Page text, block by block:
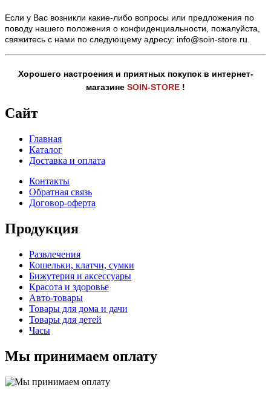
Если у Вас возникли какие-либо вопросы или предложения по
поводу нашего положения о конфиденциальности, пожалуйста,
свяжитесь с нами по следующему адресу: info@soin-store.ru.
Хорошего настроения и приятных покупок в интернет-
магазине SOIN-STORE !
Сайт
Главная
Каталог
Доставка и оплата
Контакты
Обратная связь
Договор-оферта
Продукция
Развлечения
Кошельки, клатчи, сумки
Бижутерия и аксессуары
Красота и здоровье
Авто-товары
Товары для дома и дачи
Товары для детей
Часы
Мы принимаем оплату